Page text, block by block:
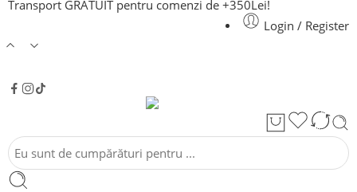
Transport GRATUIT pentru comenzi de +350Lei!
Login / Register